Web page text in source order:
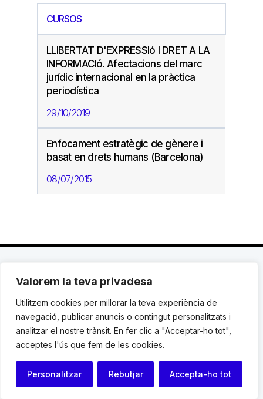
Valorem la teva privadesa
Utilitzem cookies per millorar la teva experiència de
navegació, publicar anuncis o contingut personalitzats i
analitzar el nostre trànsit. En fer clic a "Acceptar-ho tot",
acceptes l'ús que fem de les cookies.
Personalitzar Rebutjar Accepta-ho tot
CURSOS
LLIBERTAT D'EXPRESSIó I DRET A LA
INFORMACIó. Afectacions del marc
jurídic internacional en la pràctica
periodística
29/10/2019
Enfocament estratègic de gènere i
basat en drets humans (Barcelona)
08/07/2015
C. Avinyó 44, 2n | 08002 Barcelona |
119 03 72|institut@idhc.org
© Institut de Drets Humans de Catalunya.
Avis legal|Cookies|Contacte
Programació web: Space Bits